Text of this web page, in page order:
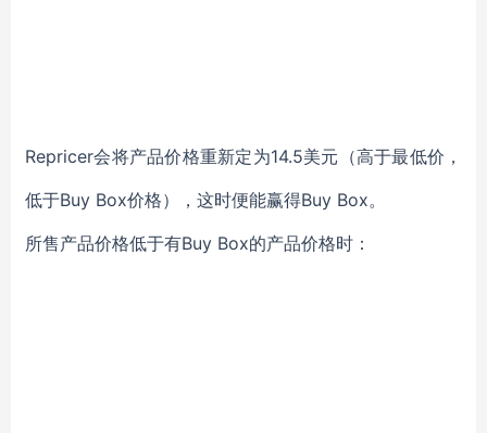
Repricer会将产品价格重新定为14.5美元（高于最低价，
低于Buy Box价格），这时便能赢得Buy Box。
所售产品价格低于有Buy Box的产品价格时：